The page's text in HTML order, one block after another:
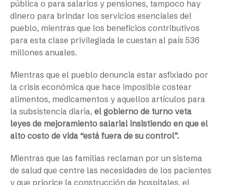
pública o para salarios y pensiones, tampoco hay
dinero para brindar los servicios esenciales del
pueblo, mientras que los beneficios contributivos
para esta clase privilegiada le cuestan al país 536
millones anuales.
Mientras que el pueblo denuncia estar asfixiado por
la crisis económica que hace imposible costear
alimentos, medicamentos y aquellos artículos para
la subsistencia diaria, el gobierno de turno veta
leyes de mejoramiento salarial insistiendo en que el
alto costo de vida “está fuera de su control”.
Mientras que las familias reclaman por un sistema
de salud que centre las necesidades de los pacientes
y que priorice la construcción de hospitales, el